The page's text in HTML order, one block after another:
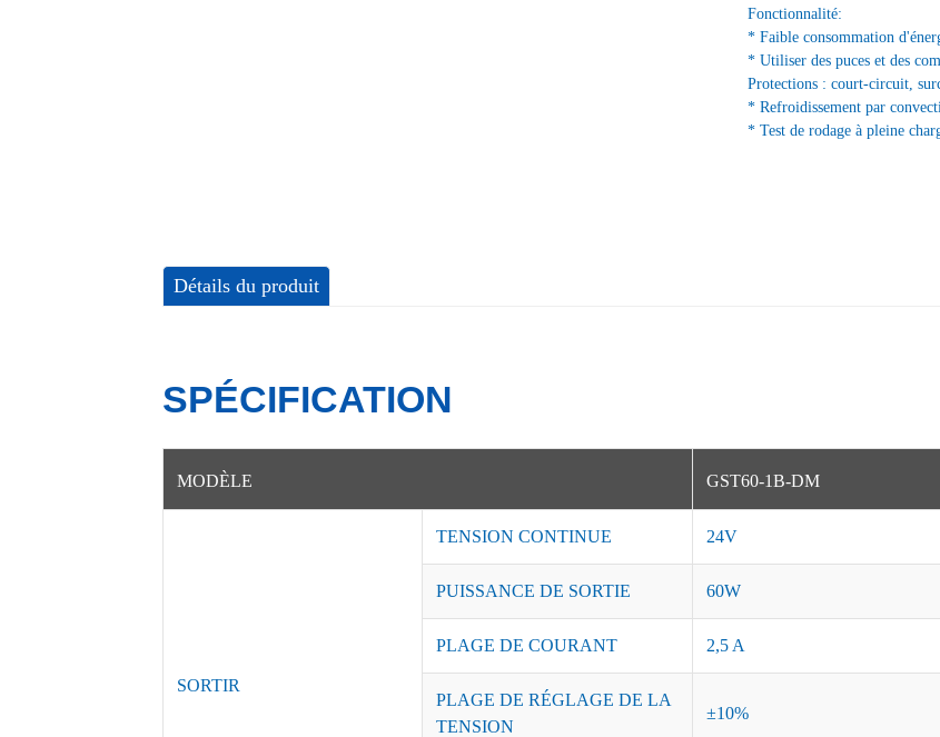
Fonctionnalité:
* Faible consommation
* Utiliser des puces et des
Protections : court-circuit,
* Refroidissement par
* Test de rodage à pleine
Détails du produit
SPÉCIFICATION
MODÈLE GST60-1B-DM
SORTIR
TENSION CONTINUE 24V
PUISSANCE DE SORTIE 60W
PLAGE DE COURANT 2,5 A
PLAGE DE RÉGLAGE DE LA
TENSION
±10%